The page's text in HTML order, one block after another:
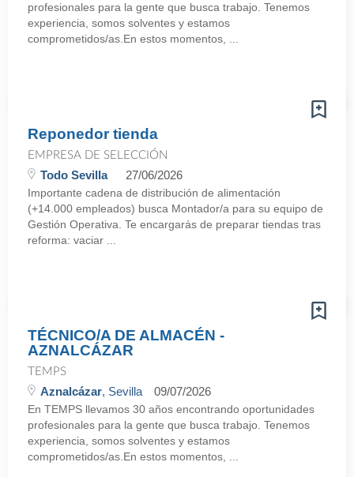
profesionales para la gente que busca trabajo. Tenemos
experiencia, somos solventes y estamos
comprometidos/as.En estos momentos, ...
Reponedor tienda
EMPRESA DE SELECCIÓN
Todo Sevilla 27/06/2026
Importante cadena de distribución de alimentación
(+14.000 empleados) busca Montador/a para su equipo de
Gestión Operativa. Te encargarás de preparar tiendas tras
reforma: vaciar ...
TÉCNICO/A DE ALMACÉN -
AZNALCÁZAR
TEMPS
Aznalcázar, Sevilla 09/07/2026
En TEMPS llevamos 30 años encontrando oportunidades
profesionales para la gente que busca trabajo. Tenemos
experiencia, somos solventes y estamos
comprometidos/as.En estos momentos, ...